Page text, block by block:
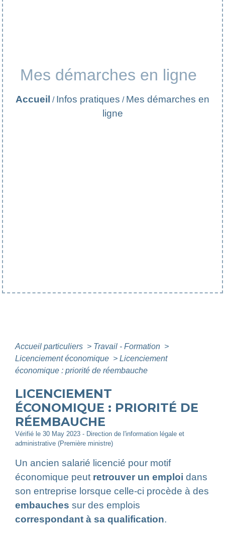
Mes démarches en ligne
Accueil / Infos pratiques / Mes démarches en
ligne
Accueil particuliers > Travail - Formation >
Licenciement économique > Licenciement
économique : priorité de réembauche
LICENCIEMENT
ÉCONOMIQUE : PRIORITÉ DE
RÉEMBAUCHE
Vérifié le 30 May 2023 - Direction de l'information légale et
administrative (Première ministre)
Un ancien salarié licencié pour motif
économique peut retrouver un emploi dans
son entreprise lorsque celle-ci procède à des
embauches sur des emplois
correspondant à sa qualification.